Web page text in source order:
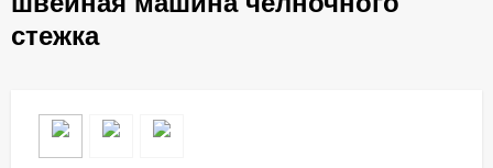
стежка